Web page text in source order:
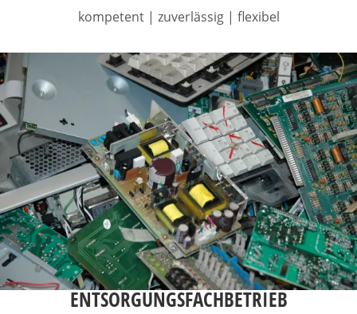
kompetent | zuverlässig | flexibel
ENTSORGUNGSFACHBETRIEB